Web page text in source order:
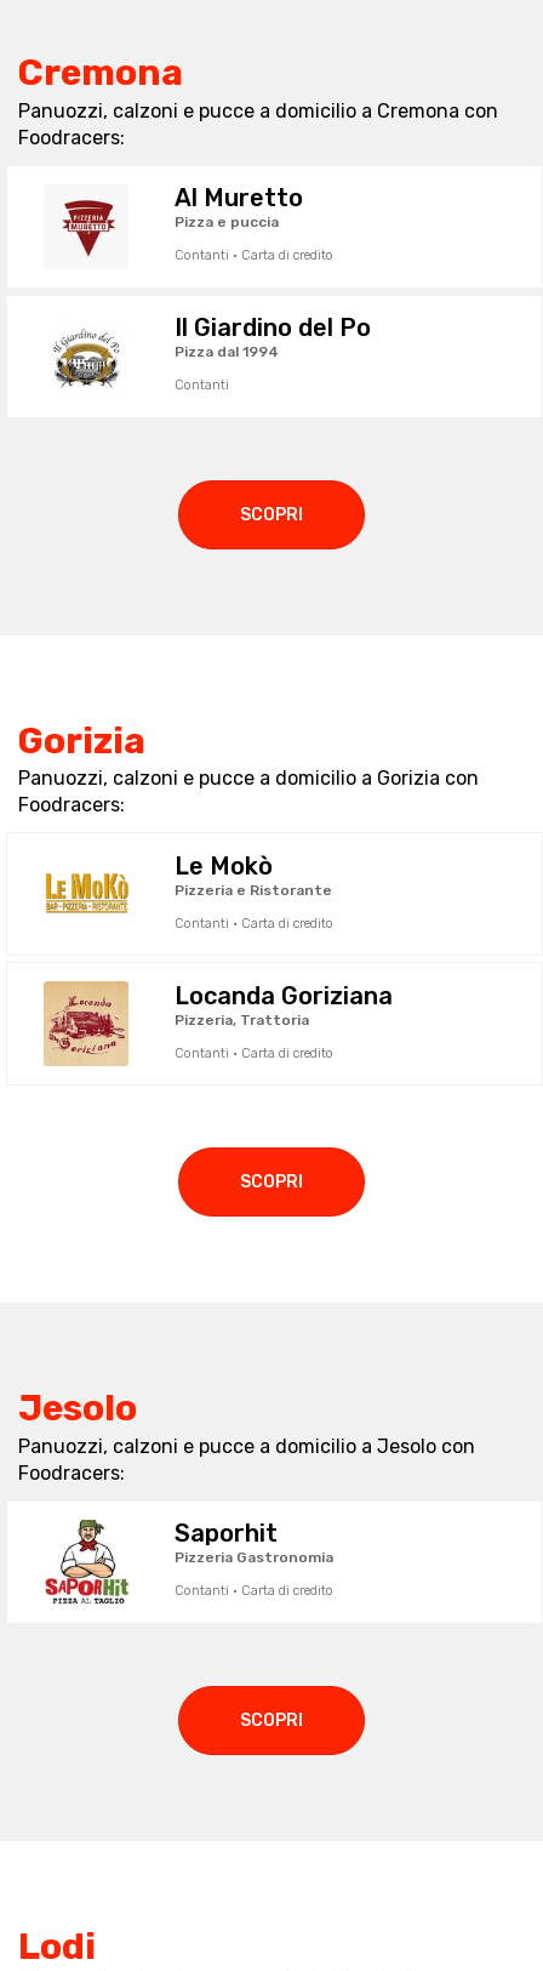
Cremona
Panuozzi, calzoni e pucce a domicilio a Cremona con
Foodracers:
Al Muretto
Pizza e puccia
Contanti · Carta di credito
Il Giardino del Po
Pizza dal 1994
Contanti
SCOPRI
Gorizia
Panuozzi, calzoni e pucce a domicilio a Gorizia con
Foodracers:
Le Mokò
Pizzeria e Ristorante
Contanti · Carta di credito
Locanda Goriziana
Pizzeria, Trattoria
Contanti · Carta di credito
SCOPRI
Jesolo
Panuozzi, calzoni e pucce a domicilio a Jesolo con
Foodracers:
Saporhit
Pizzeria Gastronomia
Contanti · Carta di credito
SCOPRI
Lodi